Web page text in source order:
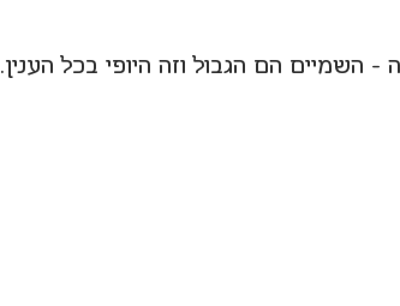
השמיים הם הגבול וזה היופי בכל הענין.